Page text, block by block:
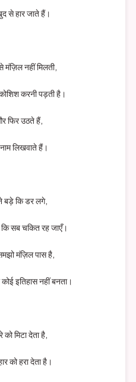
से हार जाते हैं।
नहीं मिलती,
करनी पड़ती है।
फिर उठते हैं,
लिखवाते हैं।
बड़े कि डर लगे,
सब चकित रह जाएँ।
मंज़िल पास है,
इतिहास नहीं बनता।
मिटा देता है,
को हरा देता है।